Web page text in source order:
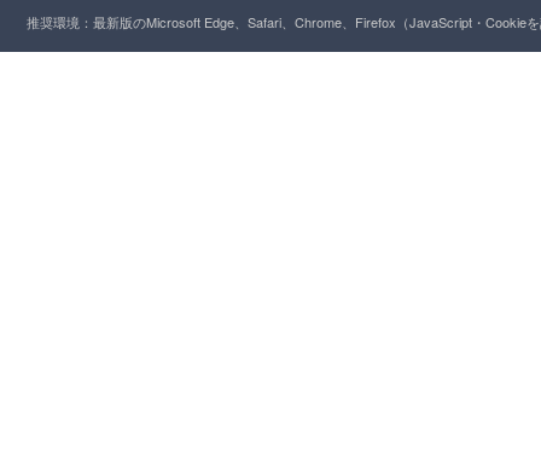
推奨環境：最新版のMicrosoft Edge、Safari、Chrome、Firefox（JavaScript・Cookie